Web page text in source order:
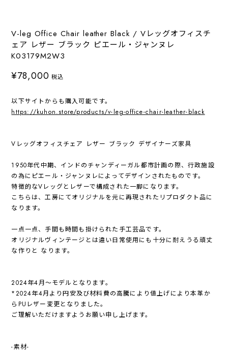
V-leg Office Chair leather Black / Vレッグオフィスチ
ェア レザー ブラック ピエール・ジャンヌレ
K03179M2W3
¥78,000 税込
以下サイトからも購入可能です。
https://kuhon.store/products/v-leg-office-chair-leather-black
Vレッグオフィスチェア レザー ブラック デザイナーズ家具
1950年代中期、インドのチャンディーガル都市計画の際、行政施設
の為にピエール・ジャンヌレによってデザインされたものです。
特徴的なVレッグとレザーで構成された一脚になります。
こちらは、工房にてオリジナルを元に再現されたリプロダクト品に
なります。
一点一点、手間も時間も掛けられた手工芸品です。
オリジナルヴィンテージとは違い日常使用にも十分に耐えうる頑丈
な作りと なります。
2024年4月〜モデルとなります。
*2024年4月より円安及び材料費の高騰により値上げにより本革か
らPUレザー変更となりました。
ご理解いただけますようお願い申し上げます。
-素材-